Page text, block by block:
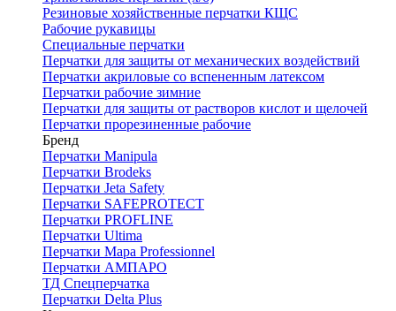
Резиновые хозяйственные перчатки КЩС
Рабочие рукавицы
Специальные перчатки
Перчатки для защиты от механических воздействий
Перчатки акриловые со вспененным латексом
Перчатки рабочие зимние
Перчатки для защиты от растворов кислот и щелочей
Перчатки прорезиненные рабочие
Бренд
Перчатки Manipula
Перчатки Brodeks
Перчатки Jeta Safety
Перчатки SAFEPROTECT
Перчатки PROFLINE
Перчатки Ultima
Перчатки Мара Professionnel
Перчатки АМПАРО
ТД Спецперчатка
Перчатки Delta Plus